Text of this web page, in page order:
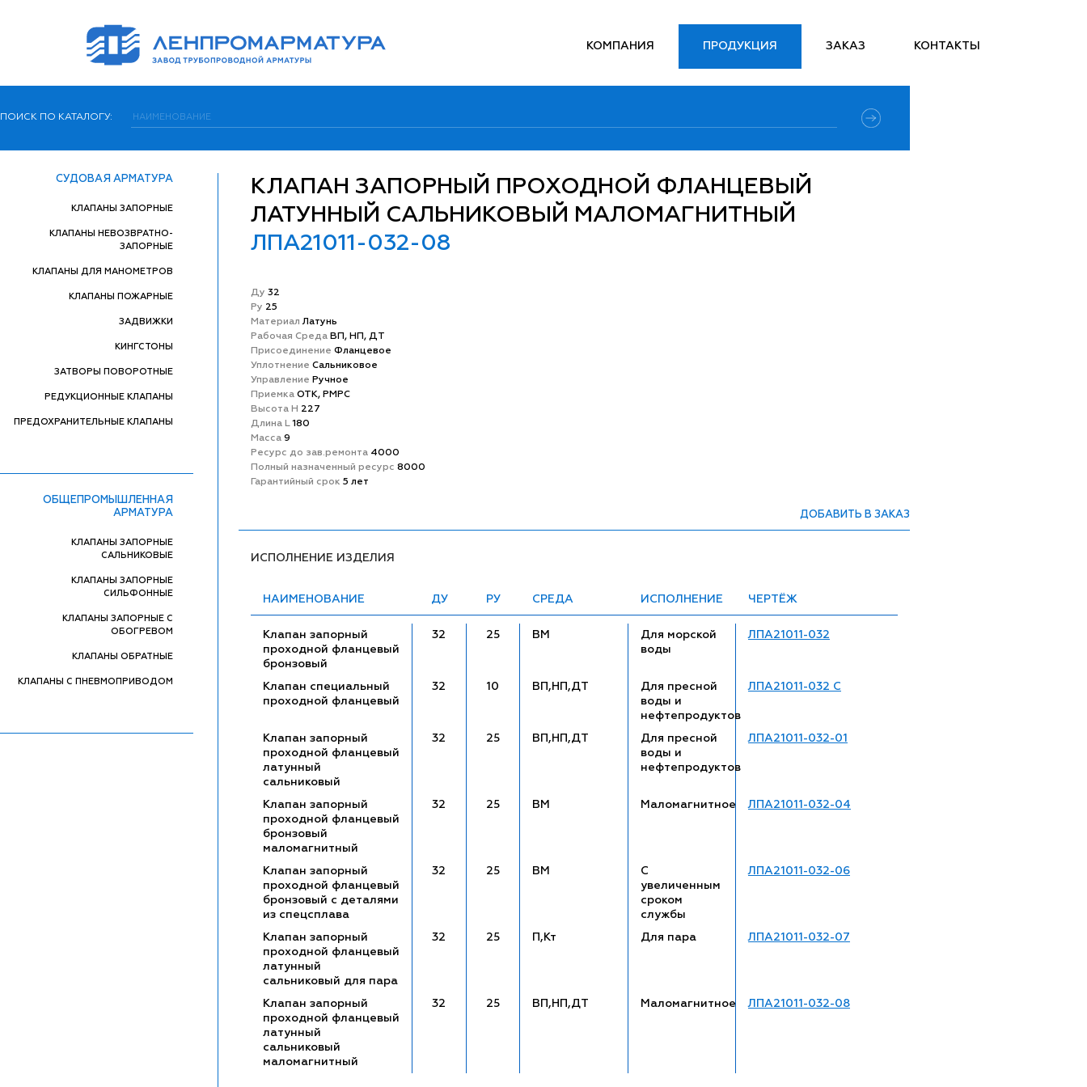
КОМПАНИЯ ПРОДУКЦИЯ ЗАКАЗ КОНТАКТЫ
ПОИСК ПО КАТАЛОГУ:
СУДОВАЯ АРМАТУРА
КЛАПАНЫ ЗАПОРНЫЕ
КЛАПАНЫ НЕВОЗВРАТНО-
ЗАПОРНЫЕ
КЛАПАНЫ ДЛЯ МАНОМЕТРОВ
КЛАПАНЫ ПОЖАРНЫЕ
ЗАДВИЖКИ
КИНГСТОНЫ
ЗАТВОРЫ ПОВОРОТНЫЕ
РЕДУКЦИОННЫЕ КЛАПАНЫ
ПРЕДОХРАНИТЕЛЬНЫЕ КЛАПАНЫ
ОБЩЕПРОМЫШЛЕННАЯ
АРМАТУРА
КЛАПАНЫ ЗАПОРНЫЕ
САЛЬНИКОВЫЕ
КЛАПАНЫ ЗАПОРНЫЕ
СИЛЬФОННЫЕ
КЛАПАНЫ ЗАПОРНЫЕ С
ОБОГРЕВОМ
КЛАПАНЫ ОБРАТНЫЕ
КЛАПАНЫ С ПНЕВМОПРИВОДОМ
КЛАПАН ЗАПОРНЫЙ ПРОХОДНОЙ ФЛАНЦЕВЫЙ
ЛАТУННЫЙ САЛЬНИКОВЫЙ МАЛОМАГНИТНЫЙ
ЛПА21011-032-08
Ду 32
Ру 25
МатeриалЛатунь
Рабочая Среда ВП, НП, ДТ
Присоединение Фланцевое
Уплотнение Сальниковое
Управление Ручное
Приемка ОТК, РМРС
Высота H 227
Длина L180
Масса 9
Ресурс до зав.ремонта 4000
Полный назначенный ресурс 8000
Гарантийный срок 5 лет
ДОБАВИТЬ В ЗАКАЗ
ИСПОЛНЕНИЕ ИЗДЕЛИЯ
НАИМЕНОВАНИЕ ДУ РУ СРЕДА ИСПОЛНЕНИЕ ЧЕРТЁЖ
Клапан запорный
проходной фланцевый
бронзовый
32 25 ВМ
Для морской
воды
ЛПА21011-032
Клапан специальный
проходной фланцевый
32 10 ВП,НП,ДТ
Для пресной
воды и
нефтепродуктов
ЛПА21011-032 С
Клапан запорный
проходной фланцевый
латунный
сальниковый
32 25 ВП,НП,ДТ
Для пресной
воды и
нефтепродуктов
ЛПА21011-032-01
Клапан запорный
проходной фланцевый
бронзовый
маломагнитный
32 25 ВМ Маломагнитное ЛПА21011-032-04
Клапан запорный
проходной фланцевый
бронзовый с деталями
из спецсплава
32 25 ВМ
С
увеличенным
сроком
службы
ЛПА21011-032-06
Клапан запорный
проходной фланцевый
латунный
сальниковый для пара
32 25 П,Кт Для пара ЛПА21011-032-07
Клапан запорный
проходной фланцевый
латунный
сальниковый
маломагнитный
32 25 ВП,НП,ДТ Маломагнитное ЛПА21011-032-08